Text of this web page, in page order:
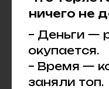
– Деньги —
окупается.
– Время —
заняли топ.
ничего не